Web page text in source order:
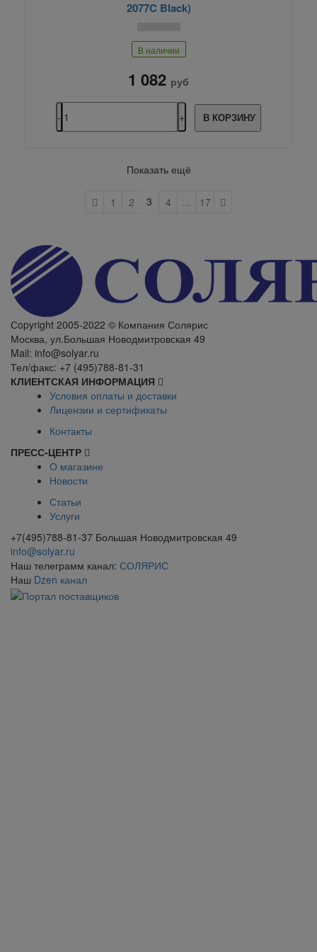
2077C Black)
В наличии
1 082 руб
В КОРЗИНУ
Показать ещё
1 2 3 4 ... 17
Сopyright 2005-2022 © Компания Солярис
Москва, ул.Большая Новодмитровская 49
Mail: info@solyar.ru
Тел/факс: +7 (495)788-81-31
КЛИЕНТСКАЯ ИНФОРМАЦИЯ
Условия оплаты и доставки
Лицензии и сертификаты
Контакты
ПРЕСС-ЦЕНТР
О магазине
Новости
Статьи
Услуги
+7(495)788-81-37 Большая Новодмитровская 49
info@solyar.ru
Наш телеграмм канал: СОЛЯРИС
Наш Dzen канал